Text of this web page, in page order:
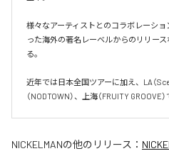
様々なアーティストとのコラボレーショ
った海外の著名レーベルからのリリー
る。
近年では日本全国ツアーに加え、LA（
（NODTOWN）、上海（FRUITY GROOVE
NICKELMANの他のリリース：